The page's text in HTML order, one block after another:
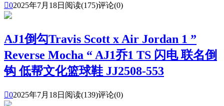
02025年7月18日 阅读(175)评论(0)
AJ1倒勾Travis Scott x Air Jordan 1 ”
Reverse Mocha “ AJ1乔1 TS 闪电 联名倒
钩 低帮文化篮球鞋 JJ2508-553
02025年7月18日 阅读(139)评论(0)